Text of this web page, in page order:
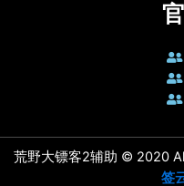
荒野大镖客2辅助 © 2020
签